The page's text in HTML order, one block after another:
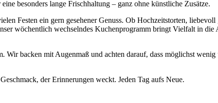
besonders lange Frischhaltung – ganz ohne künstliche Zusätze.
Festen ein gern gesehener Genuss. Ob Hochzeitstorten,
wöchentlich wechselndes Kuchenprogramm bringt Vielfalt in die
backen mit Augenmaß und achten darauf, dass möglichst
der Erinnerungen weckt. Jeden Tag aufs Neue.